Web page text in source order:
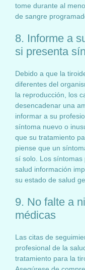
tome durante al
de sangre
8. Informe a
si presenta
Debido a que la
diferentes del
la reproducción, los
desencadenar una
informar a su
síntoma nuevo o
que su tratamiento
piense que un
sí solo. Los síntomas
salud información
su estado de salud
9. No falte a
médicas
Las citas de
profesional de la
tratamiento para la